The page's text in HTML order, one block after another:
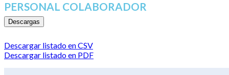
PERSONAL COLABORADOR
Descargas
Descargar listado en CSV
Descargar listado en PDF